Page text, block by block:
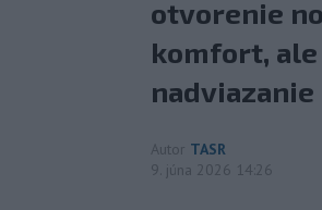
otvorenie
komfort,
nadviazanie
Autor TASR
9. júna 2026 14:26